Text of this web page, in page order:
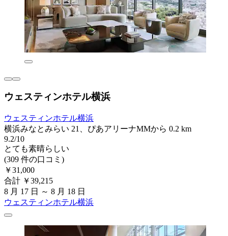
ウェスティンホテル横浜
ウェスティンホテル横浜
横浜みなとみらい 21、ぴあアリーナMMから 0.2 km
9.2/10
とても素晴らしい
(309 件の口コミ)
￥31,000
合計 ￥39,215
8 月 17 日 ～ 8 月 18 日
ウェスティンホテル横浜